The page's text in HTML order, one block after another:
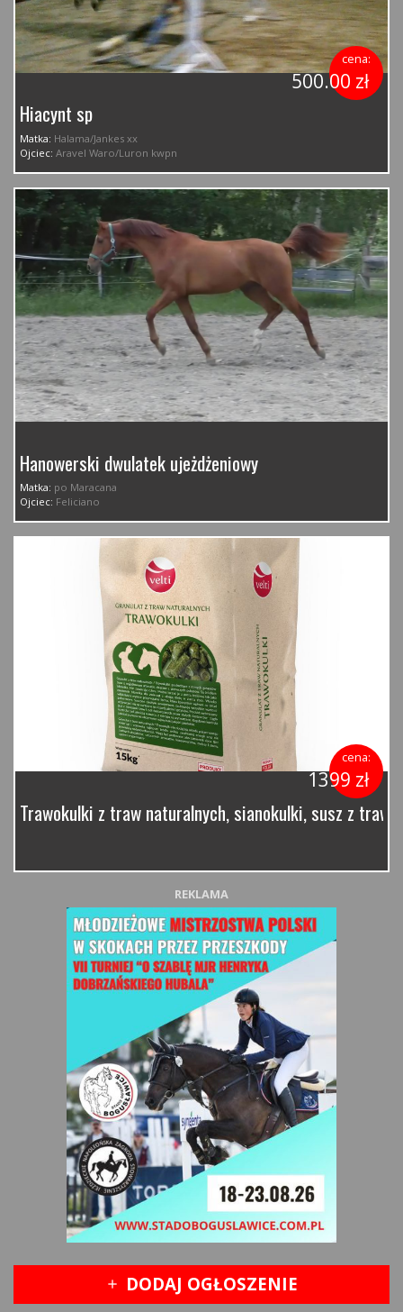
cena:
500.00 zł
Hiacynt sp
Matka: Halama/Jankes xx
Ojciec: Aravel Waro/Luron kwpn
Hanowerski dwulatek ujeżdżeniowy
Matka: po Maracana
Ojciec: Feliciano
cena:
1399 zł
Trawokulki z traw naturalnych, sianokulki, susz z traw
REKLAMA
add DODAJ OGŁOSZENIE